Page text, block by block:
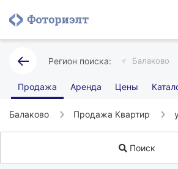
Балаково
Продажа Аренда Цены
Балаково Продажа Квартир
Поиск